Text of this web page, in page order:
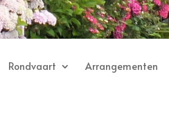
Rondvaart Arrangementen